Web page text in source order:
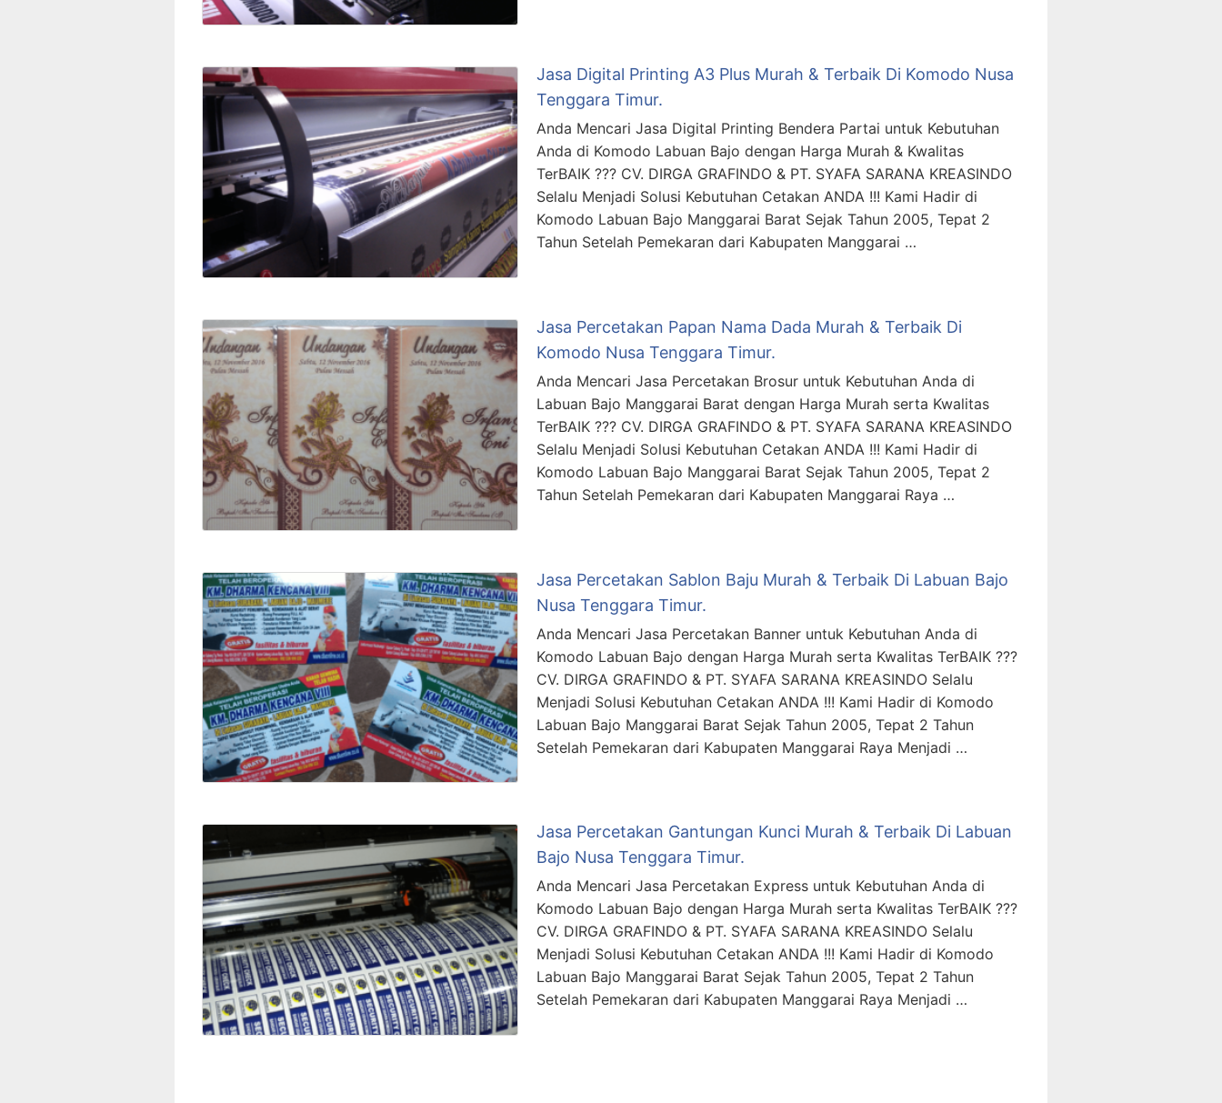
Jasa Digital Printing A3 Plus Murah & Terbaik Di Komodo Nusa
Tenggara Timur.
Anda Mencari Jasa Digital Printing Bendera Partai untuk Kebutuhan
Anda di Komodo Labuan Bajo dengan Harga Murah & Kwalitas
TerBAIK ??? CV. DIRGA GRAFINDO & PT. SYAFA SARANA KREASINDO
Selalu Menjadi Solusi Kebutuhan Cetakan ANDA !!! Kami Hadir di
Komodo Labuan Bajo Manggarai Barat Sejak Tahun 2005, Tepat 2
Tahun Setelah Pemekaran dari Kabupaten Manggarai …
Jasa Percetakan Papan Nama Dada Murah & Terbaik Di
Komodo Nusa Tenggara Timur.
Anda Mencari Jasa Percetakan Brosur untuk Kebutuhan Anda di
Labuan Bajo Manggarai Barat dengan Harga Murah serta Kwalitas
TerBAIK ??? CV. DIRGA GRAFINDO & PT. SYAFA SARANA KREASINDO
Selalu Menjadi Solusi Kebutuhan Cetakan ANDA !!! Kami Hadir di
Komodo Labuan Bajo Manggarai Barat Sejak Tahun 2005, Tepat 2
Tahun Setelah Pemekaran dari Kabupaten Manggarai Raya …
Jasa Percetakan Sablon Baju Murah & Terbaik Di Labuan Bajo
Nusa Tenggara Timur.
Anda Mencari Jasa Percetakan Banner untuk Kebutuhan Anda di
Komodo Labuan Bajo dengan Harga Murah serta Kwalitas TerBAIK ???
CV. DIRGA GRAFINDO & PT. SYAFA SARANA KREASINDO Selalu
Menjadi Solusi Kebutuhan Cetakan ANDA !!! Kami Hadir di Komodo
Labuan Bajo Manggarai Barat Sejak Tahun 2005, Tepat 2 Tahun
Setelah Pemekaran dari Kabupaten Manggarai Raya Menjadi …
Jasa Percetakan Gantungan Kunci Murah & Terbaik Di Labuan
Bajo Nusa Tenggara Timur.
Anda Mencari Jasa Percetakan Express untuk Kebutuhan Anda di
Komodo Labuan Bajo dengan Harga Murah serta Kwalitas TerBAIK ???
CV. DIRGA GRAFINDO & PT. SYAFA SARANA KREASINDO Selalu
Menjadi Solusi Kebutuhan Cetakan ANDA !!! Kami Hadir di Komodo
Labuan Bajo Manggarai Barat Sejak Tahun 2005, Tepat 2 Tahun
Setelah Pemekaran dari Kabupaten Manggarai Raya Menjadi …